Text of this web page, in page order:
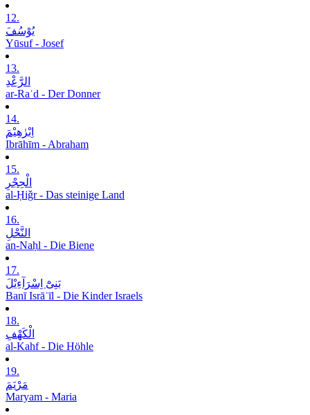
12.
یُوْسُفَ
Yūsuf - Josef
13.
الرَّعْدِ
ar-Raʿd - Der Donner
14.
اِبْرٰھِیْمَ
Ibrāhīm - Abraham
15.
الْحِجْرِ
al-Ḥiǧr - Das steinige Land
16.
النَّحْلِ
an-Naḥl - Die Biene
17.
بَنِیْٓ اِسْرَآءِیْلَ
Banī Isrāʾīl - Die Kinder Israels
18.
الْکَھْفِ
al-Kahf - Die Höhle
19.
مَرْیَمَ
Maryam - Maria